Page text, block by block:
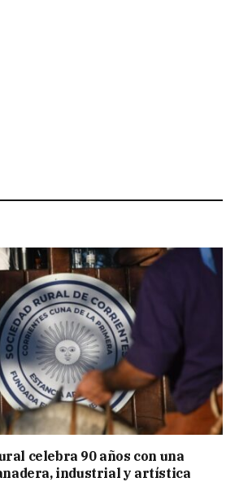
celebra 90 años con una
industrial y artística